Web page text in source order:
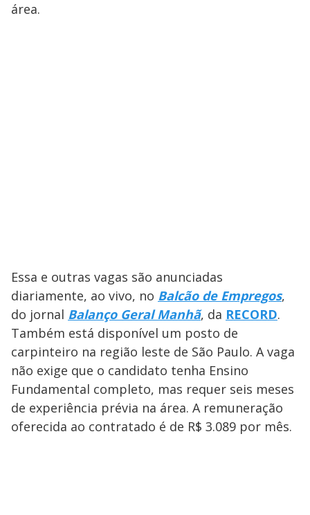
área.
Essa e outras vagas são anunciadas
diariamente, ao vivo, no Balcão de Empregos,
do jornal Balanço Geral Manhã, da RECORD.
Também está disponível um posto de
carpinteiro na região leste de São Paulo. A vaga
não exige que o candidato tenha Ensino
Fundamental completo, mas requer seis meses
de experiência prévia na área. A remuneração
oferecida ao contratado é de R$ 3.089 por mês.